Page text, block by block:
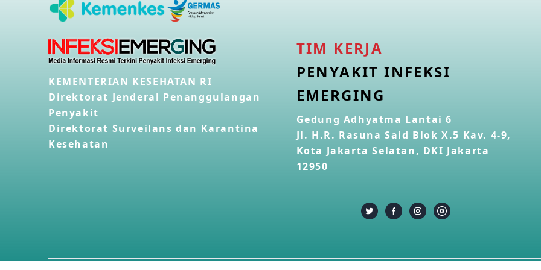
KEMENTERIAN KESEHATAN RI
Direktorat Jenderal Penanggulangan
Penyakit
Direktorat Surveilans dan Karantina
Kesehatan
TIM KERJA
PENYAKIT INFEKSI
EMERGING
Gedung Adhyatma Lantai 6
Jl. H.R. Rasuna Said Blok X.5 Kav. 4-9,
Kota Jakarta Selatan, DKI Jakarta
12950